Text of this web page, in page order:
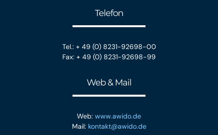
Telefon
Tel.: + 49 (0) 8231-92698-00
Fax: + 49 (0) 8231-92698-99
Web & Mail
Web: www.awido.de
Mail: kontakt@awido.de